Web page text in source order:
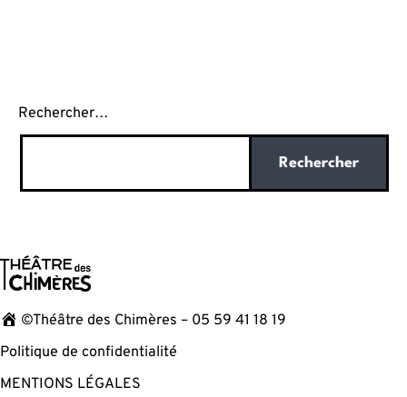
Rechercher…
©Théâtre des Chimères – 05 59 41 18 19
Politique de confidentialité
MENTIONS LÉGALES